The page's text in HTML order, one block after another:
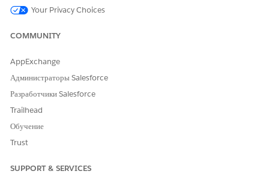
обслуживания в результатах поиска.
Чтобы запустить процесс обслуживания, нажмите на процесс
обслуживания, щелкните нужные категории.
Your Privacy Choices
COMMUNITY
AppExchange
Администраторы Salesforce
Разработчики Salesforce
Trailhead
Обучение
Trust
SUPPORT & SERVICES